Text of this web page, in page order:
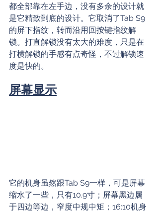
都全部靠在左手边，没有多余的设计就
是它精致到底的设计。它取消了Tab S9
的屏下指纹，转而沿用回按键指纹解
锁。打直解锁没有太大的难度，只是在
打横解锁的手感有点奇怪，不过解锁速
度是快的。
屏幕显示
它的机身虽然跟Tab S9一样，可是屏幕
缩水了一些，只有10.9寸；屏幕黑边属
于四边等边，窄度中规中矩；16:10机身